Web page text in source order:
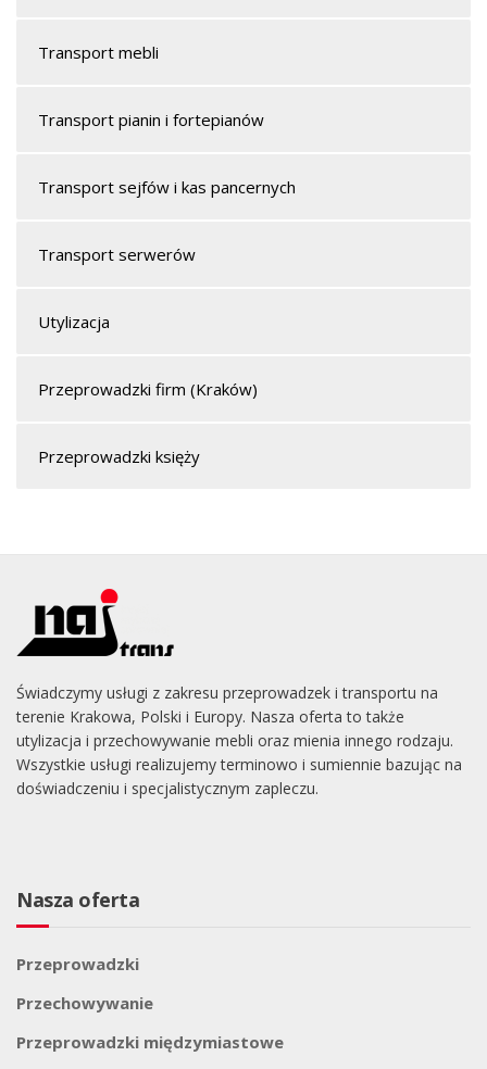
Transport mebli
Transport pianin i fortepianów
Transport sejfów i kas pancernych
Transport serwerów
Utylizacja
Przeprowadzki firm (Kraków)
Przeprowadzki księży
Świadczymy usługi z zakresu przeprowadzek i transportu na
terenie Krakowa, Polski i Europy. Nasza oferta to także
utylizacja i przechowywanie mebli oraz mienia innego rodzaju.
Wszystkie usługi realizujemy terminowo i sumiennie bazując na
doświadczeniu i specjalistycznym zapleczu.
Nasza oferta
Przeprowadzki
Przechowywanie
Przeprowadzki międzymiastowe